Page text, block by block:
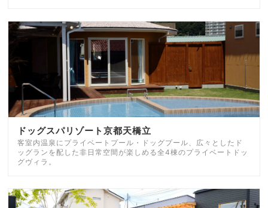
ドッグスパリゾート京都天橋立
客室内温泉にプライベートプール・ドッグプール、広々としたド
ッグランを配した非日常空間が楽しめる全4棟のプライベートドッ
グヴィラ。